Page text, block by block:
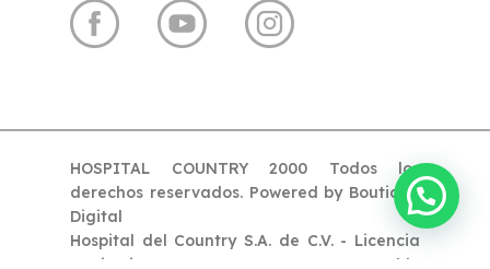
HOSPITAL COUNTRY 2000 Todos los
derechos reservados. Powered by Boutique
Digital
Hospital del Country S.A. de C.V. - Licencia